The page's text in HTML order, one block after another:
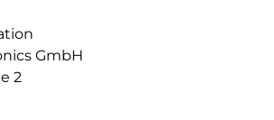
Search mit Google, um schnell die
gleichzeitig erkennen, etwa ein
mehrere Gebäude an einem Ort. In
kannst du dich von deinem Galaxy
GmbH
2